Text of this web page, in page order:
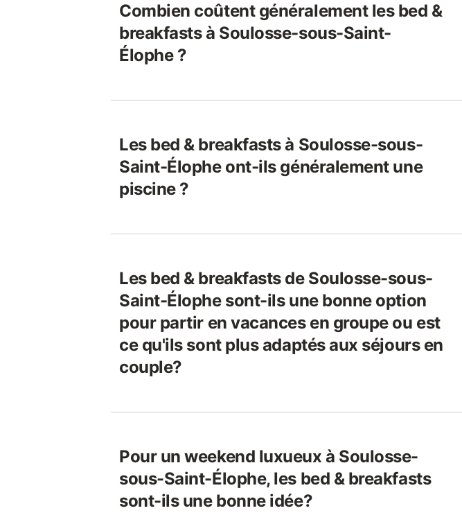
Combien coûtent généralement les bed &
breakfasts à Soulosse-sous-Saint-
Élophe ?
Les bed & breakfasts à Soulosse-sous-
Saint-Élophe ont-ils généralement une
piscine ?
Les bed & breakfasts de Soulosse-sous-
Saint-Élophe sont-ils une bonne option
pour partir en vacances en groupe ou est
ce qu'ils sont plus adaptés aux séjours en
couple?
Pour un weekend luxueux à Soulosse-
sous-Saint-Élophe, les bed & breakfasts
sont-ils une bonne idée?